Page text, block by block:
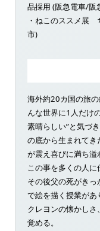
品採用 (阪急電車/阪
・ねこのススメ展
市)
海外約20カ国の旅
んな世界に1人だけ
素晴らしい”と気づ
の底から生まれて
が震え喜びに満ち溢
この事を多くの人に
その後父の死がき
で絵を描く授業があ
クレヨンの懐かし
覚める。